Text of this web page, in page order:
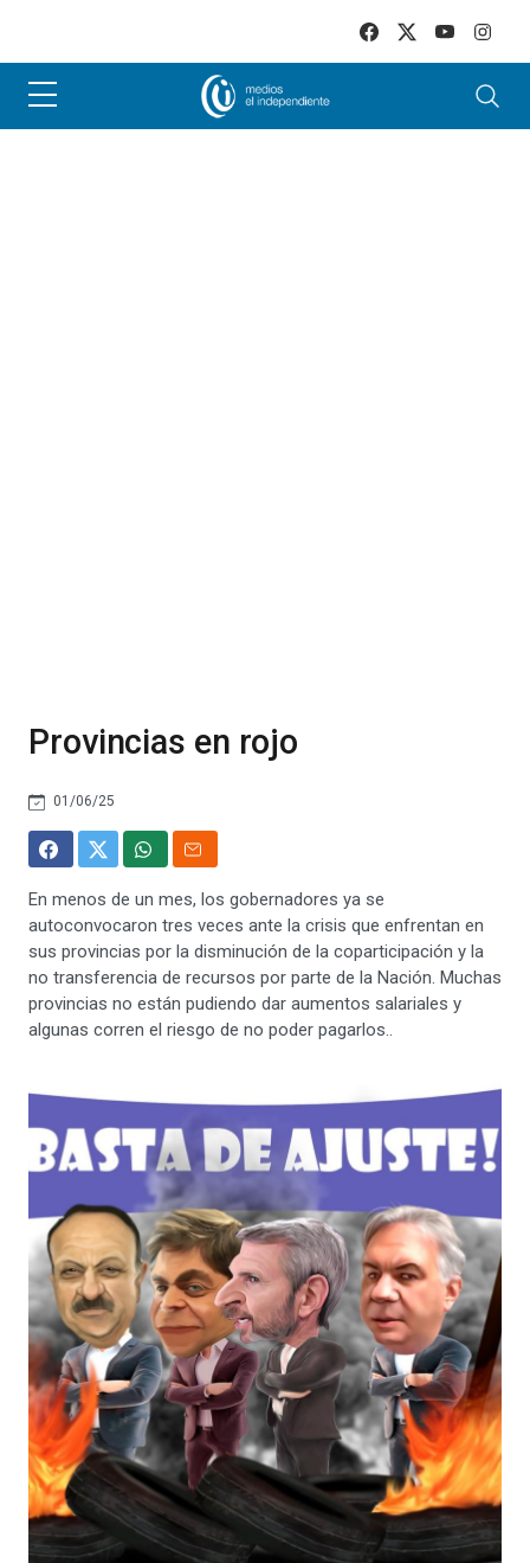
Provincias en rojo
01/06/25
En menos de un mes, los gobernadores ya se
autoconvocaron tres veces ante la crisis que enfrentan en
sus provincias por la disminución de la coparticipación y la
no transferencia de recursos por parte de la Nación. Muchas
provincias no están pudiendo dar aumentos salariales y
algunas corren el riesgo de no poder pagarlos..